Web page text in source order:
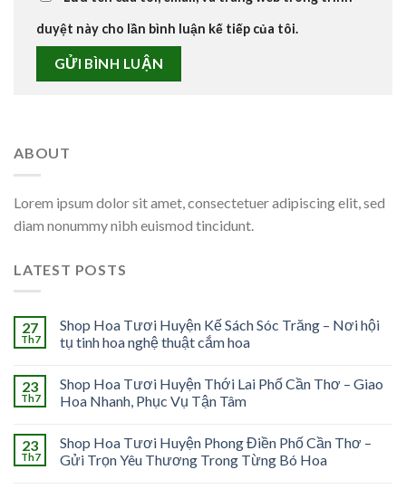
duyệt này cho lần bình luận kế tiếp của tôi.
ABOUT
Lorem ipsum dolor sit amet, consectetuer adipiscing elit, sed
diam nonummy nibh euismod tincidunt.
LATEST POSTS
27
Th7
Shop Hoa Tươi Huyện Kế Sách Sóc Trăng – Nơi hội
tụ tinh hoa nghệ thuật cắm hoa
23
Th7
Shop Hoa Tươi Huyện Thới Lai Phố Cần Thơ – Giao
Hoa Nhanh, Phục Vụ Tận Tâm
23
Th7
Shop Hoa Tươi Huyện Phong Điền Phố Cần Thơ –
Gửi Trọn Yêu Thương Trong Từng Bó Hoa